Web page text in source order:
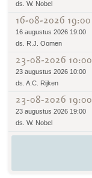
ds. W. Nobel
16-08-2026 19:00
16 augustus 2026 19:00
ds. R.J. Oomen
23-08-2026 10:00
23 augustus 2026 10:00
ds. A.C. Rijken
23-08-2026 19:00
23 augustus 2026 19:00
ds. W. Nobel